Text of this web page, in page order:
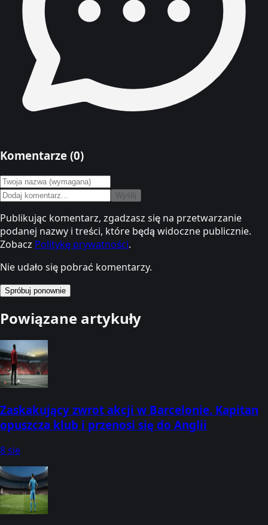
Komentarze (0)
Wyślij
Publikując komentarz, zgadzasz się na przetwarzanie
podanej nazwy i treści, które będą widoczne publicznie.
Zobacz Politykę prywatności.
Nie udało się pobrać komentarzy.
Spróbuj ponownie
Powiązane artykuły
Zaskakujący zwrot akcji w Barcelonie. Kapitan
opuszcza klub i przenosi się do Anglii
8 sie